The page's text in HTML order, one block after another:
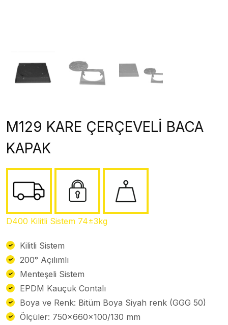
M129 KARE ÇERÇEVELİ BACA
KAPAK
D400 Kilitli Sistem 74±3kg
Kilitli Sistem
200° Açılımlı
Menteşeli Sistem
EPDM Kauçuk Contalı
Boya ve Renk: Bitüm Boya Siyah renk (GGG 50)
Ölçüler: 750x660x100/130 mm